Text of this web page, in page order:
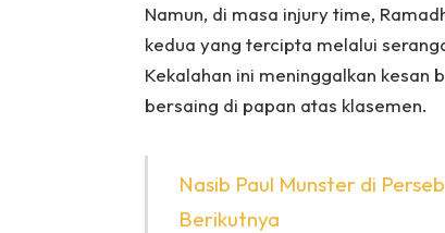
Namun, di masa injury time,
kedua yang tercipta melalui
Kekalahan ini meninggalkan kesan
bersaing di papan atas klasemen.
Nasib Paul Munster di
Berikutnya